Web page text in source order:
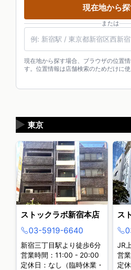
現在地から
または
現在地から探す場合、ブラウザの位置
す。位置情報は店舗検索のためだけに使
東京
▶
ストックラボ新宿本店
03-5919-6640
新宿三丁目駅より徒歩6分
営業時間：11:00 - 20:00
定休日：なし（臨時休業・
ス
JR
営
定